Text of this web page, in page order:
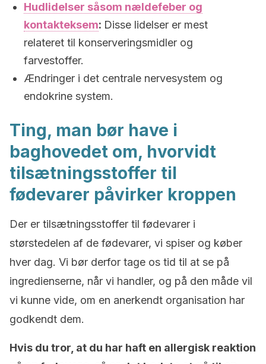
Hudlidelser såsom nældefeber og
kontakteksem: Disse lidelser er mest
relateret til konserveringsmidler og
farvestoffer.
Ændringer i det centrale nervesystem og
endokrine system.
Ting, man bør have i
baghovedet om, hvorvidt
tilsætningsstoffer til
fødevarer påvirker kroppen
Der er tilsætningsstoffer til fødevarer i
størstedelen af de fødevarer, vi spiser og køber
hver dag. Vi bør derfor tage os tid til at se på
ingredienserne, når vi handler, og på den måde vil
vi kunne vide, om en anerkendt organisation har
godkendt dem.
Hvis du tror, at du har haft en allergisk reaktion